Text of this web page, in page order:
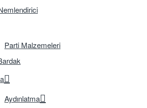
Parti Malzemeleri
Aydınlatma